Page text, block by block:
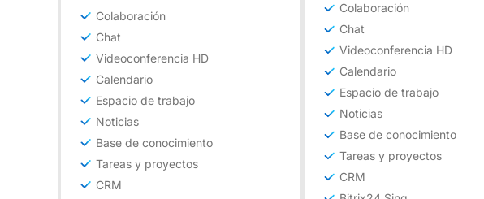
Colaboración
Chat
Videoconferencia HD
Calendario
Espacio de trabajo
Noticias
Base de conocimiento
Tareas y proyectos
CRM
Colaboración
Chat
Videoconferencia HD
Calendario
Espacio de trabajo
Noticias
Base de conocimiento
Tareas y proyectos
CRM